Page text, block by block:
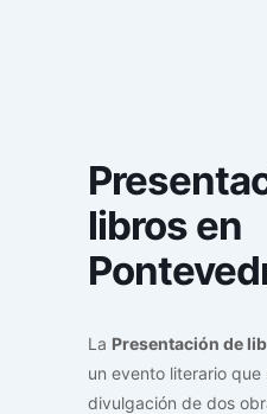
libros en
La Presentación de
un evento literario que
divulgación de dos